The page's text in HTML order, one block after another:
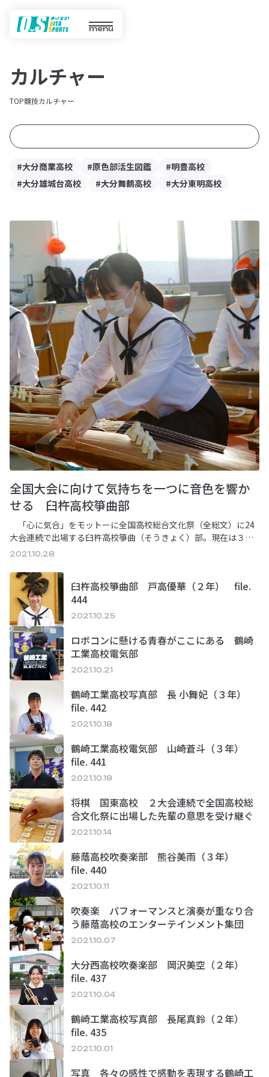
menu
カルチャー
TOP競技カルチャー
#大分商業高校 #原色部活生図鑑
#明豊高校
#大分雄城台高校
#大分舞鶴高校 #大分東明高校
全国大会に向けて気持ちを一つに音色を響か
せる 臼杵高校箏曲部
「心に気合」をモットーに全国高校総合文化祭（全総文）に24
大会連続で出場する臼杵高校箏曲（そうきょく）部。現在は３年
生８人が引退し、部員14人で活動している。…
2021.10.28
臼杵高校箏曲部 戸高優華（２年） file.
444
2021.10.25
ロボコンに懸ける青春がここにある 鶴崎
工業高校電気部
2021.10.21
鶴崎工業高校写真部 長 小舞妃（３年）
file. 442
2021.10.18
鶴崎工業高校電気部 山崎蒼斗（３年）
file. 441
2021.10.18
将棋 国東高校 ２大会連続で全国高校総
合文化祭に出場した先輩の意思を受け継ぐ
2021.10.14
藤蔭高校吹奏楽部 熊谷美雨（３年）
file. 440
2021.10.11
吹奏楽 パフォーマンスと演奏が重なり合
う藤蔭高校のエンターテインメント集団
2021.10.07
大分西高校吹奏楽部 岡沢美空（２年）
file. 437
2021.10.04
鶴崎工業高校写真部 長尾真鈴（２年）
file. 435
2021.10.01
写真 各々の感性で感動を表現する鶴崎工